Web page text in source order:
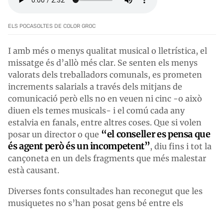
ELS POCASOLTES DE COLOR GROC
I amb més o menys qualitat musical o lletrística, el
missatge és d’allò més clar. Se senten els menys
valorats dels treballadors comunals, es prometen
increments salarials a través dels mitjans de
comunicació però ells no en veuen ni cinc -o això
diuen els temes musicals- i el comú cada any
estalvia en fanals, entre altres coses. Que si volen
posar un director o que “el conseller es pensa que
és agent però és un incompetent”, diu fins i tot la
cançoneta en un dels fragments que més malestar
està causant.
Diverses fonts consultades han reconegut que les
musiquetes no s’han posat gens bé entre els